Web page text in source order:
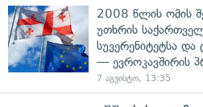
2008 წლის ომის
უთხრის
სუვერენიტეტსა
— ევროკავშირის
7 აგვისტო, 13:35